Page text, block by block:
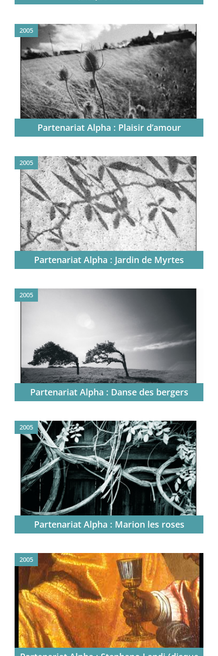
2005
Partenariat Alpha : Plaisir d’amour
2005
Partenariat Alpha : Jardin de Myrtes
2005
Partenariat Alpha : Danse des bergers
2005
Partenariat Alpha : Marion les roses
2005